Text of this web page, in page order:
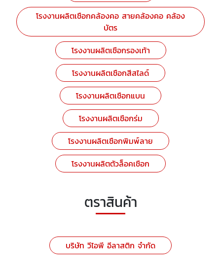
โรงงานผลิตเชือกคล้องคอ สายคล้องคอ คล้อง
บัตร
โรงงานผลิตเชือกรองเท้า
โรงงานผลิตเชือกสีสไลด์
โรงงานผลิตเชือกแบน
โรงงานผลิตเชือกร่ม
โรงงานผลิตเชือกพิมพ์ลาย
โรงงานผลิตตัวล็อคเชือก
ตราสินค้า
บริษัท วีไอพี อีลาสติก จำกัด